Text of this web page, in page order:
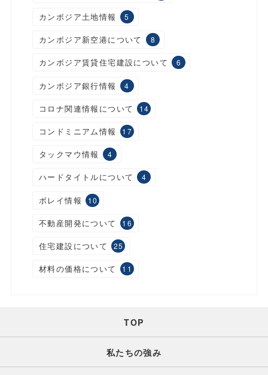
カンボジア土地情報 5
カンボジア新空港について 8
カンボジア賃貸住宅建設について 6
カンボジア銀行情報 4
コロナ関連情報について 14
コンドミニアム情報 17
タックマウ情報 4
ハードタイトルについて 4
ボレイ情報 10
不動産開発について 16
住宅建設について 25
材料の価格について 11
TOP
私たちの強み